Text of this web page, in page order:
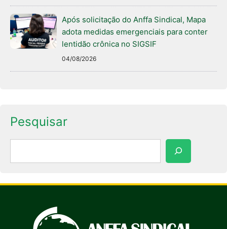
Após solicitação do Anffa Sindical, Mapa
adota medidas emergenciais para conter
lentidão crônica no SIGSIF
04/08/2026
Pesquisar